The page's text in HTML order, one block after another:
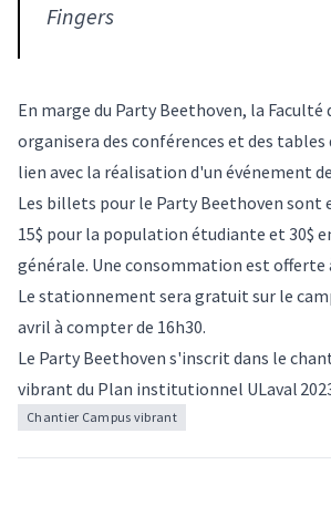
Fingers
En marge du Party Beethoven, la Faculté
organisera des conférences et des tables
lien avec la réalisation d'un événement
Les billets pour le Party Beethoven sont
15$ pour la population étudiante et 30$
générale. Une consommation est
Le stationnement sera gratuit sur le
avril à compter de 16h30.
Le Party Beethoven s'inscrit dans le
vibrant du Plan institutionnel ULaval
Chantier Campus vibrant